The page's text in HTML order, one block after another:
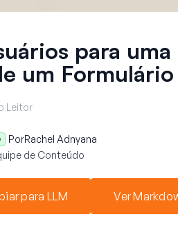
para uma
um Formulário
Leitor
PorRachel Adnyana
de Conteúdo
para LLM Ver